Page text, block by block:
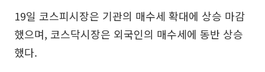
19일 코스피시장은 기관의 매수세 확대에 상승 마감
했으며, 코스닥시장은 외국인의 매수세에 동반 상승
했다.